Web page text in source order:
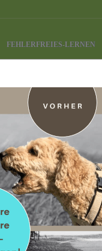
FEHLERFREIES-LERNEN
LERNEN AM MODELL
ERLERNTE HILFLOSIGKEIT
GEGEN-KONDITIONIERUNG